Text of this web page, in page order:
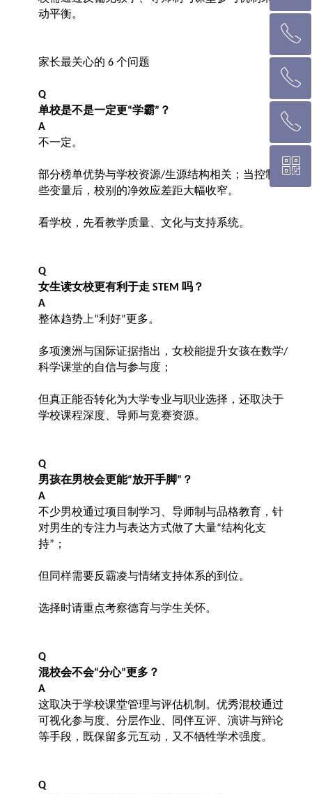
动平衡。
家长最关心的 6 个问题
Q
单校是不是一定更“学霸” ？
A
不一定。
部分榜单优势与学校资源/生源结构相关；当控制这
些变量后，校别的净效应差距大幅收窄。
看学校，先看教学质量、文化与支持系统。
Q
女生读女校更有利于走 STEM 吗？
A
整体趋势上“利好”更多。
多项澳洲与国际证据指出，女校能提升女孩在数学/
科学课堂的自信与参与度；
但真正能否转化为大学专业与职业选择，还取决于
学校课程深度、导师与竞赛资源。
Q
男孩在男校会更能“放开手脚” ？
A
不少男校通过项目制学习、导师制与品格教育，针
对男生的专注力与表达方式做了大量“结构化支
持” ；
但同样需要反霸凌与情绪支持体系的到位。
选择时请重点考察德育与学生关怀。
Q
混校会不会“分心”更多？
A
这取决于学校课堂管理与评估机制。优秀混校通过
可视化参与度、分层作业、同伴互评、演讲与辩论
等手段，既保留多元互动，又不牺牲学术强度。
Q
回到顶部
ꂅ
墨尔本热线 1300 039 646
ꂅ
悉 尼 热线 02 9282 9836
ꂅ
布里斯班热线 0426 456 158
ꀥ